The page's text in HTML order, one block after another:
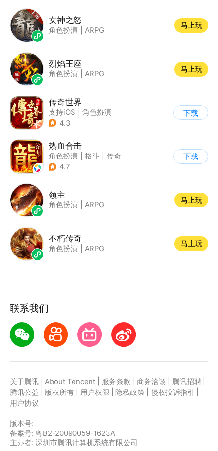
女神之怒
角色扮演 ARPG
马上玩
烈焰王座
角色扮演 ARPG
马上玩
传奇世界
支持iOS
角色扮演
| ARPG
4.3
下载
热血合击
角色扮演 格斗
传奇
| 千人同屏
4.7
下载
领主
角色扮演 ARPG
马上玩
不朽传奇
角色扮演 ARPG
马上玩
联系我们
关于腾讯 About Tencent 服务条款 商务洽谈 腾讯招聘
腾讯公益
版权所有 用户权限 隐私政策 侵权投诉指引
用户协议
版本号:
备案号: 粤B2-20090059-1623A
主办者: 深圳市腾讯计算机系统有限公司